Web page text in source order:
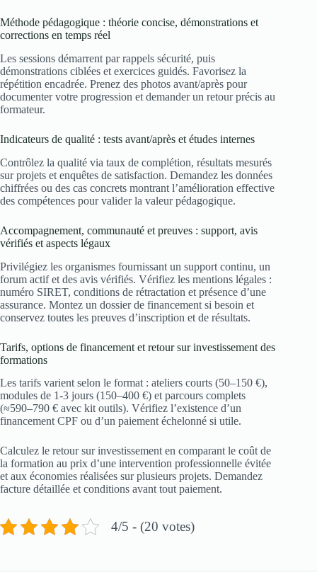
Méthode pédagogique : théorie concise, démonstrations et
corrections en temps réel
Les sessions démarrent par rappels sécurité, puis
démonstrations ciblées et exercices guidés. Favorisez la
répétition encadrée. Prenez des photos avant/après pour
documenter votre progression et demander un retour précis au
formateur.
Indicateurs de qualité : tests avant/après et études internes
Contrôlez la qualité via taux de complétion, résultats mesurés
sur projets et enquêtes de satisfaction. Demandez les données
chiffrées ou des cas concrets montrant l’amélioration effective
des compétences pour valider la valeur pédagogique.
Accompagnement, communauté et preuves : support, avis
vérifiés et aspects légaux
Privilégiez les organismes fournissant un support continu, un
forum actif et des avis vérifiés. Vérifiez les mentions légales :
numéro SIRET, conditions de rétractation et présence d’une
assurance. Montez un dossier de financement si besoin et
conservez toutes les preuves d’inscription et de résultats.
Tarifs, options de financement et retour sur investissement des
formations
Les tarifs varient selon le format : ateliers courts (50–150 €),
modules de 1‑3 jours (150–400 €) et parcours complets
(≈590–790 € avec kit outils). Vérifiez l’existence d’un
financement CPF ou d’un paiement échelonné si utile.
Calculez le retour sur investissement en comparant le coût de
la formation au prix d’une intervention professionnelle évitée
et aux économies réalisées sur plusieurs projets. Demandez
facture détaillée et conditions avant tout paiement.
4/5 - (20 votes)